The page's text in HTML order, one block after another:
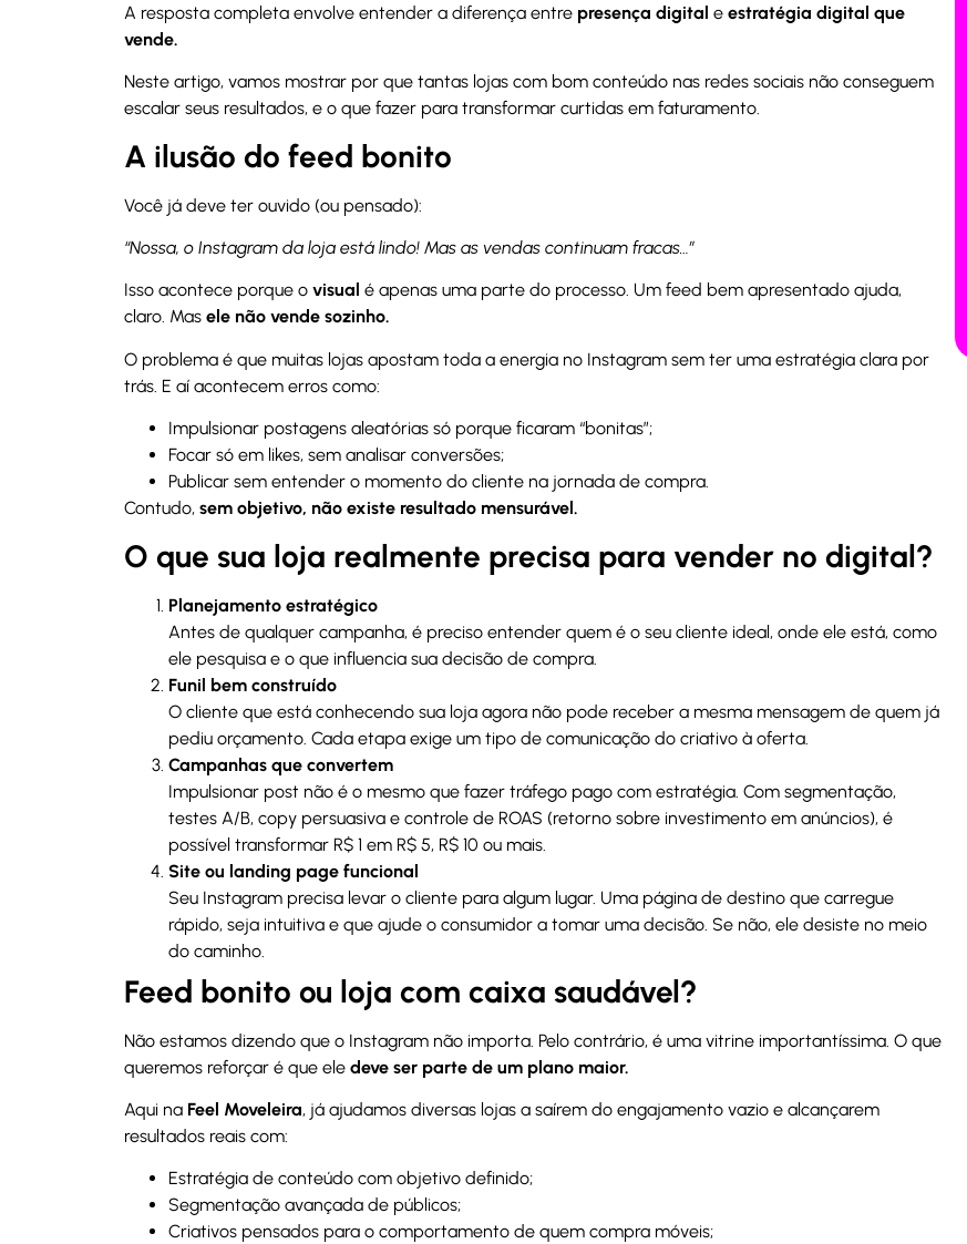
A resposta completa envolve entender a diferença entre presença digital eestratégia digital que
vende.
Neste artigo, vamos mostrar por que tantas lojas com bom conteúdo nas redes sociais não conseguem
escalar seus resultados, e o que fazer para transformar curtidas em faturamento.
A ilusão do feed bonito
Você já deve ter ouvido (ou pensado):
“Nossa, o Instagram da loja está lindo! Mas as vendas continuam fracas…”
Isso acontece porque ovisual é apenas uma parte do processo. Um feed bem apresentado ajuda,
claro. Masele não vende sozinho.
O problema é que muitas lojas apostam toda a energia no Instagram sem ter uma estratégia clara por
trás. E aí acontecem erros como:
Impulsionar postagens aleatórias só porque ficaram “bonitas”;
Focar só em likes, sem analisar conversões;
Publicar sem entender o momento do cliente na jornada de compra.
Contudo,sem objetivo, não existe resultado mensurável.
O que sua loja realmente precisa para vender no digital?
Planejamento estratégico
Antes de qualquer campanha, é preciso entender quem é o seu cliente ideal, onde ele está, como
ele pesquisa e o que influencia sua decisão de compra.
Funil bem construído
O cliente que está conhecendo sua loja agora não pode receber a mesma mensagem de quem já
pediu orçamento. Cada etapa exige um tipo de comunicação do criativo à oferta.
Campanhas que convertem
Impulsionar post não é o mesmo que fazer tráfego pago com estratégia. Com segmentação,
testes A/B, copy persuasiva e controle de ROAS (retorno sobre investimento em anúncios), é
possível transformar R$ 1 em R$ 5, R$ 10 ou mais.
Site ou landing page funcional
Seu Instagram precisa levar o cliente para algum lugar. Uma página de destino que carregue
rápido, seja intuitiva e que ajude o consumidor a tomar uma decisão. Se não, ele desiste no meio
do caminho.
Feed bonito ou loja com caixa saudável?
Não estamos dizendo que o Instagram não importa. Pelo contrário, é uma vitrine importantíssima. O que
queremos reforçar é que eledeve ser parte de um plano maior.
Aqui na Feel Moveleira, já ajudamos diversas lojas a saírem do engajamento vazio e alcançarem
resultados reais com:
Estratégia de conteúdo com objetivo definido;
Segmentação avançada de públicos;
Criativos pensados para o comportamento de quem compra móveis;